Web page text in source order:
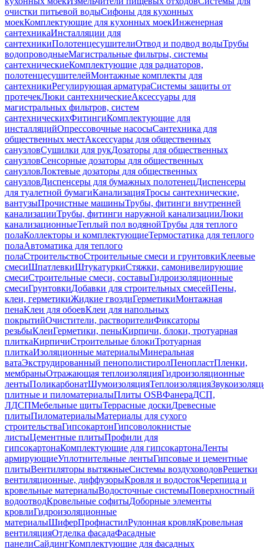
очистки питьевой водыСифоны для кухонных
моекКомплектующие для кухонных моекИнженерная
сантехникаИнсталляции для
сантехникиПолотенцесушителиОтвод и подвод водыТрубы
водопроводныеМагистральные фильтры, системы
сантехническиеКомплектующие для радиаторов,
полотенцесушителейМонтажные комплекты для
сантехникиРегулирующая арматураСистемы защиты от
протечекЛюки сантехническиеАксессуары для
магистральных фильтров, систем
сантехническихФитингиКомплектующие для
инсталляцийОпрессовочные насосыСантехника для
общественных местАксессуары для общественных
санузловСушилки для рукДозаторы для общественных
санузловСенсорные дозаторы для общественных
санузловЛоктевые дозаторы для общественных
санузловДиспенсеры для бумажных полотенецДиспенсеры
для туалетной бумагиКанализацияТросы сантехнические,
вантузыПрочистные машиныТрубы, фитинги внутренней
канализацииТрубы, фитинги наружной канализацииЛюки
канализационныеТеплый пол водянойТрубы для теплого
полаКоллекторы и комплектующиеТермостатика для теплого
полаАвтоматика для теплого
полаСтроительствоСтроительные смеси и грунтовкиКлеевые
смесиШпатлевкиШтукатуркиСтяжки, самонивелирующие
смесиСтроительные смеси, составыГидроизоляционные
смесиГрунтовкиДобавки для строительных смесейПены,
клеи, герметикиЖидкие гвоздиГерметикиМонтажная
пенаКлеи для обоевКлеи для напольных
покрытийОчистители, растворителиФиксаторы
резьбыКлеиГерметики, пеныКирпичи, блоки, тротуарная
плиткаКирпичиСтроительные блокиТротуарная
плиткаИзоляционные материалыМинеральная
ватаЭкструдированный пенополистиролПенопластПленки,
мембраныОтражающая теплоизоляцияГидроизоляционные
лентыПоликарбонатШумоизоляцияТеплоизоляция
плитные и пиломатериалыПлиты OSBФанераДСП,
ЛДСПМебельные щитыТеррасные доскиДревесные
плитыПиломатериалыМатериалы для сухого
строительстваГипсокартонГипсоволокнистые
листыЦементные плитыПрофили для
гипсокартонаКомплектующие для гипсокартонаЛенты
армирующиеУплотнительные лентыГипсовые и цементные
плитыВентиляторы вытяжныеСистемы воздуховодовРешетки
вентиляционные, диффузорыКровля и водостокЧерепица и
кровельные материалыВодосточные системыПоверхностный
водоотводКровельные софитыДоборные элементы
кровлиГидроизоляционные
материалыШиферПрофнастилРулонная кровляКровельная
вентиляцияОтделка фасадаФасадные
панелиСайдингКомплектующие для фасадных